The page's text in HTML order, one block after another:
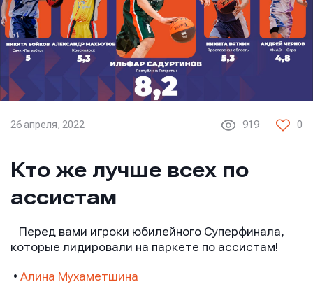
26 апреля, 2022 919 0
Кто же лучше всех по
ассистам
Перед вами игроки юбилейного Суперфинала,
которые лидировали на паркете по ассистам!
• Алина Мухаметшина